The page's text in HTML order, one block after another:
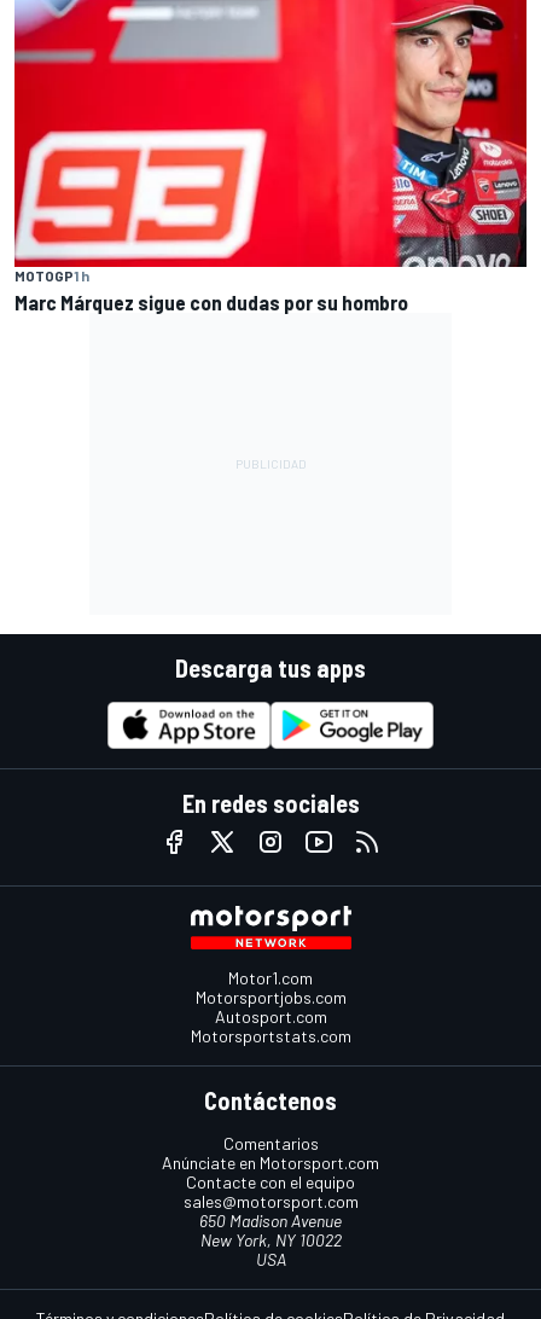
MOTOGP1 h
Marc Márquez sigue con dudas por su hombro
Descarga tus apps
En redes sociales
Motor1.com
Motorsportjobs.com
Autosport.com
Motorsportstats.com
Contáctenos
Comentarios
Anúnciate en Motorsport.com
Contacte con el equipo
sales@motorsport.com
650 Madison Avenue
New York, NY 10022
USA